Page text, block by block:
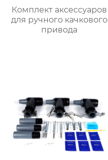
Комплект аксессуаров
для ручного качкового
привода